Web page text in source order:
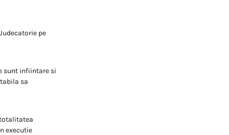
pe
sunt infiintare si
sa
executie